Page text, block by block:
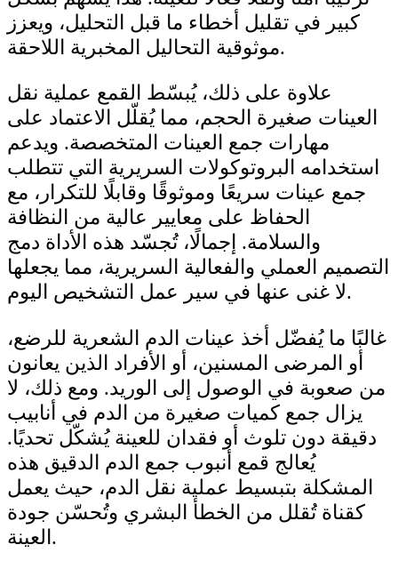
كبير في تقليل أخطاء ما قبل التحليل، ويعزز
موثوقية التحاليل المخبرية اللاحقة.
علاوة على ذلك، يُبسّط القمع عملية نقل
العينات صغيرة الحجم، مما يُقلّل الاعتماد على
مهارات جمع العينات المتخصصة. ويدعم
استخدامه البروتوكولات السريرية التي تتطلب
جمع عينات سريعًا وموثوقًا وقابلًا للتكرار، مع
الحفاظ على معايير عالية من النظافة
والسلامة. إجمالًا، تُجسّد هذه الأداة دمج
التصميم العملي والفعالية السريرية، مما يجعلها
لا غنى عنها في سير عمل التشخيص اليوم.
غالبًا ما يُفضّل أخذ عينات الدم الشعرية للرضع،
أو المرضى المسنين، أو الأفراد الذين يعانون
من صعوبة في الوصول إلى الوريد. ومع ذلك، لا
يزال جمع كميات صغيرة من الدم في أنابيب
دقيقة دون تلوث أو فقدان للعينة يُشكّل تحديًا.
يُعالج قمع أنبوب جمع الدم الدقيق هذه
المشكلة بتبسيط عملية نقل الدم، حيث يعمل
كقناة تُقلل من الخطأ البشري وتُحسّن جودة
العينة.